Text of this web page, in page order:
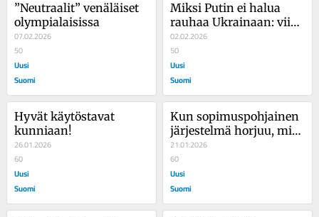
”Neutraalit” venäläiset
olympialaisissa
07.02.2026
50
Uusi
Suomi
Miksi Putin ei halua
rauhaa Ukrainaan: viisi
syytä sodan
jatkumiseen
02.02.2026
50
Uusi
Suomi
Hyvät käytöstavat
kunniaan!
26.01.2026
60
Uusi
Suomi
Kun sopimuspohjainen
järjestelmä horjuu, mitä
se tarkoittaa Suomelle?
21.01.2026
60
Uusi
Suomi